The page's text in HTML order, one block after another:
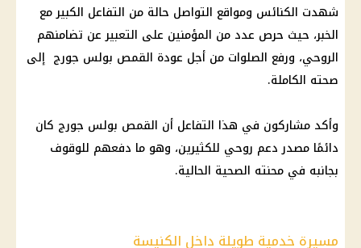
شهدت الكنائس ومواقع التواصل حالة من التفاعل الكبير مع
الخبر، حيث حرص عدد من المؤمنين على التعبير عن تضامنهم
الروحي، ورفع الصلوات من أجل عودة القمص بولس جورج إلى
صحته الكاملة.
وأكد مشاركون في هذا التفاعل أن القمص بولس جورج كان
دائمًا مصدر دعم روحي للكثيرين، وهو ما دفعهم للوقوف
بجانبه في محنته الصحية الحالية.
مسيرة خدمية طويلة داخل الكنيسة